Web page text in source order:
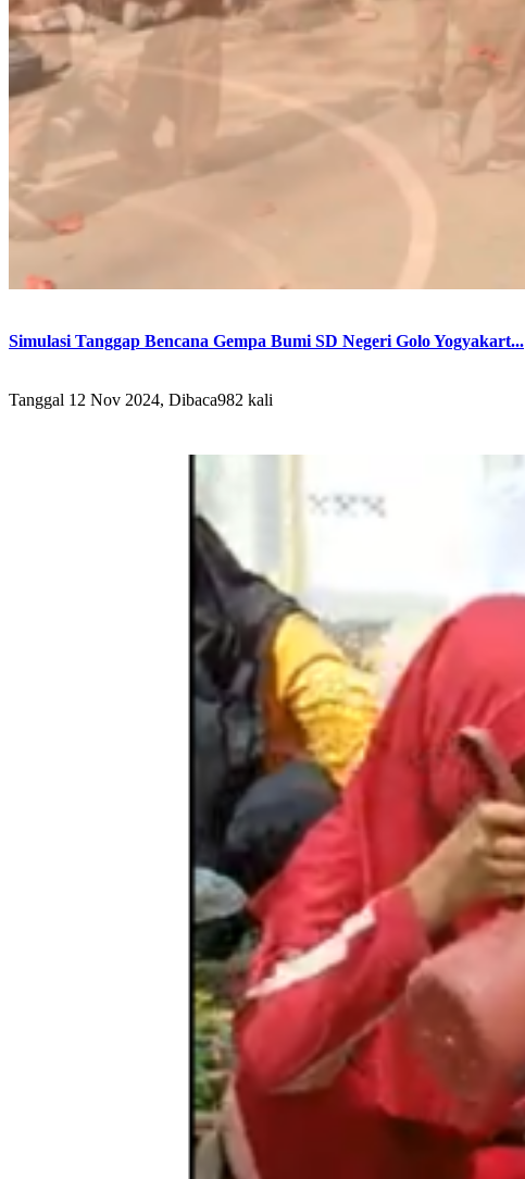
Simulasi Tanggap Bencana Gempa Bumi SD Negeri Golo Yogyakart...
Tanggal 12 Nov 2024, Dibaca982 kali